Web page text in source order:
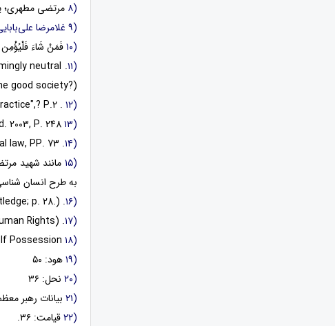
(۸ مرتضی مطهری؛
(۹ غلامرضا
(۱۰
فَمَنْ شَاءَ فَلْیُؤْمِن
(۱۱
neutral
good society?) .
(۱۲
. Jack Donnelly, "University Human Rights in Theory and Practice",? P.۲.
(۱۳
Malcolm Shaw, International Law, Cambridge University، ۱۵th ed. 2003, P. 248.
(۱۴
. Jerome J. Shestack; "The Jurisprudence of Rights ", in: Theodor Merom (ed), Human Rights in International law, PP. 73ـ100.
(۱۵
مانند شهید
به طرح انسان
(۱۶ . Humanism: Man is god to man or (nothing other than) man to himself. (Davis Tony; Humanism; London & New York; Routledge; p. 28.)
(۱۷ . Article 21. (3) (Universal Declaration of Human Rights)
(۱۸
(۱۹
هود: ۵۰
(۲۰
نحل: ۳۶
(۲۱
بیانات رهبر
(۲۲
قیامت: ۳۶.